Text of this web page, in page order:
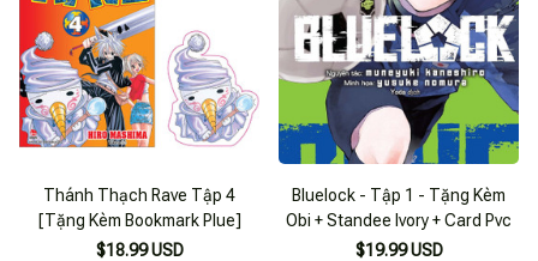
Thánh Thạch Rave Tập 4
[Tặng Kèm Bookmark Plue]
$18.99 USD
Bluelock - Tập 1 - Tặng Kèm
Obi + Standee Ivory + Card Pvc
$19.99 USD